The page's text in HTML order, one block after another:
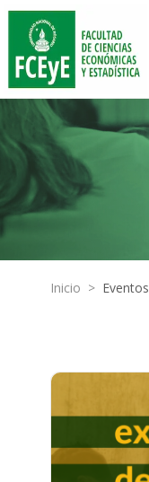
Inicio > Eventos